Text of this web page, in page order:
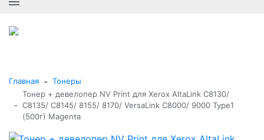
Главная - Тонеры
-
Тонер + девелопер NV Print для Xerox AltaLink C8130/
C8135/ C8145/ 8155/ 8170/ VersaLink C8000/ 9000 Type1
(500г) Magenta